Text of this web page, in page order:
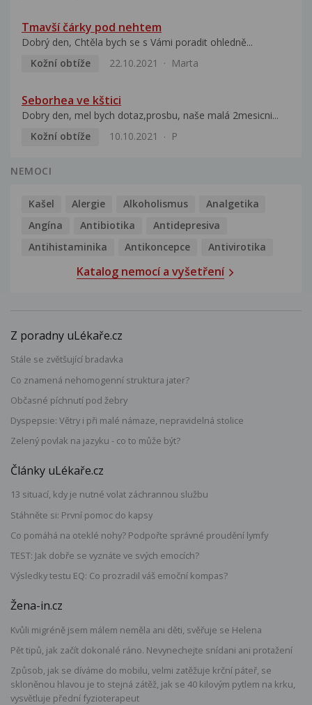
Tmavší čárky pod nehtem
Dobrý den, Chtěla bych se s Vámi poradit ohledně...
Kožní obtíže
22.10.2021 Marta
Seborhea ve kštici
Dobry den, mel bych dotaz,prosbu, naše malá 2mesicni...
Kožní obtíže
10.10.2021 P
NEMOCI
Kašel Alergie Alkoholismus
Analgetika
Angína
Antibiotika
Antidepresiva
Antihistaminika
Antikoncepce Antivirotika
Katalog nemocí a vyšetření
Z poradny uLékaře.cz
Stále se zvětšující bradavka
Co znamená nehomogenní struktura jater?
Občasné píchnutí pod žebry
Dyspepsie: Větry i při malé námaze, nepravidelná stolice
Zelený povlak na jazyku - co to může být?
Články uLékaře.cz
13 situací, kdy je nutné volat záchrannou službu
Stáhněte si: První pomoc do kapsy
Co pomáhá na oteklé nohy? Podpořte správné proudění lymfy
TEST: Jak dobře se vyznáte ve svých emocích?
Výsledky testu EQ: Co prozradil váš emoční kompas?
Žena-in.cz
Kvůli migréně jsem málem neměla ani děti, svěřuje se Helena
Pět tipů, jak začít dokonalé ráno. Nevynechejte snídani ani protažení
Způsob, jak se díváme do mobilu, velmi zatěžuje krční páteř, se
skloněnou hlavou je to stejná zátěž, jak se 40 kilovým pytlem na krku,
vysvětluje přední fyzioterapeut